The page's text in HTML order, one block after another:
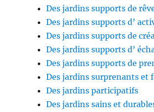
Des jardins supports de
Des jardins supports d’
Des jardins supports de
Des jardins supports d’
Des jardins supports de
Des jardins surprenants et
Des jardins participatifs
Des jardins sains et